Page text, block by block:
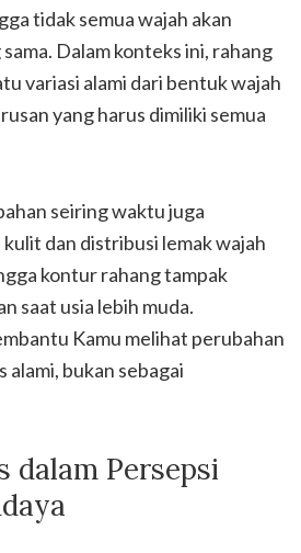
tidak semua wajah akan
Dalam konteks ini, rahang
variasi alami dari bentuk wajah
yang harus dimiliki semua
seiring waktu juga
dan distribusi lemak wajah
kontur rahang tampak
saat usia lebih muda.
Kamu melihat perubahan
alami, bukan sebagai
dalam Persepsi